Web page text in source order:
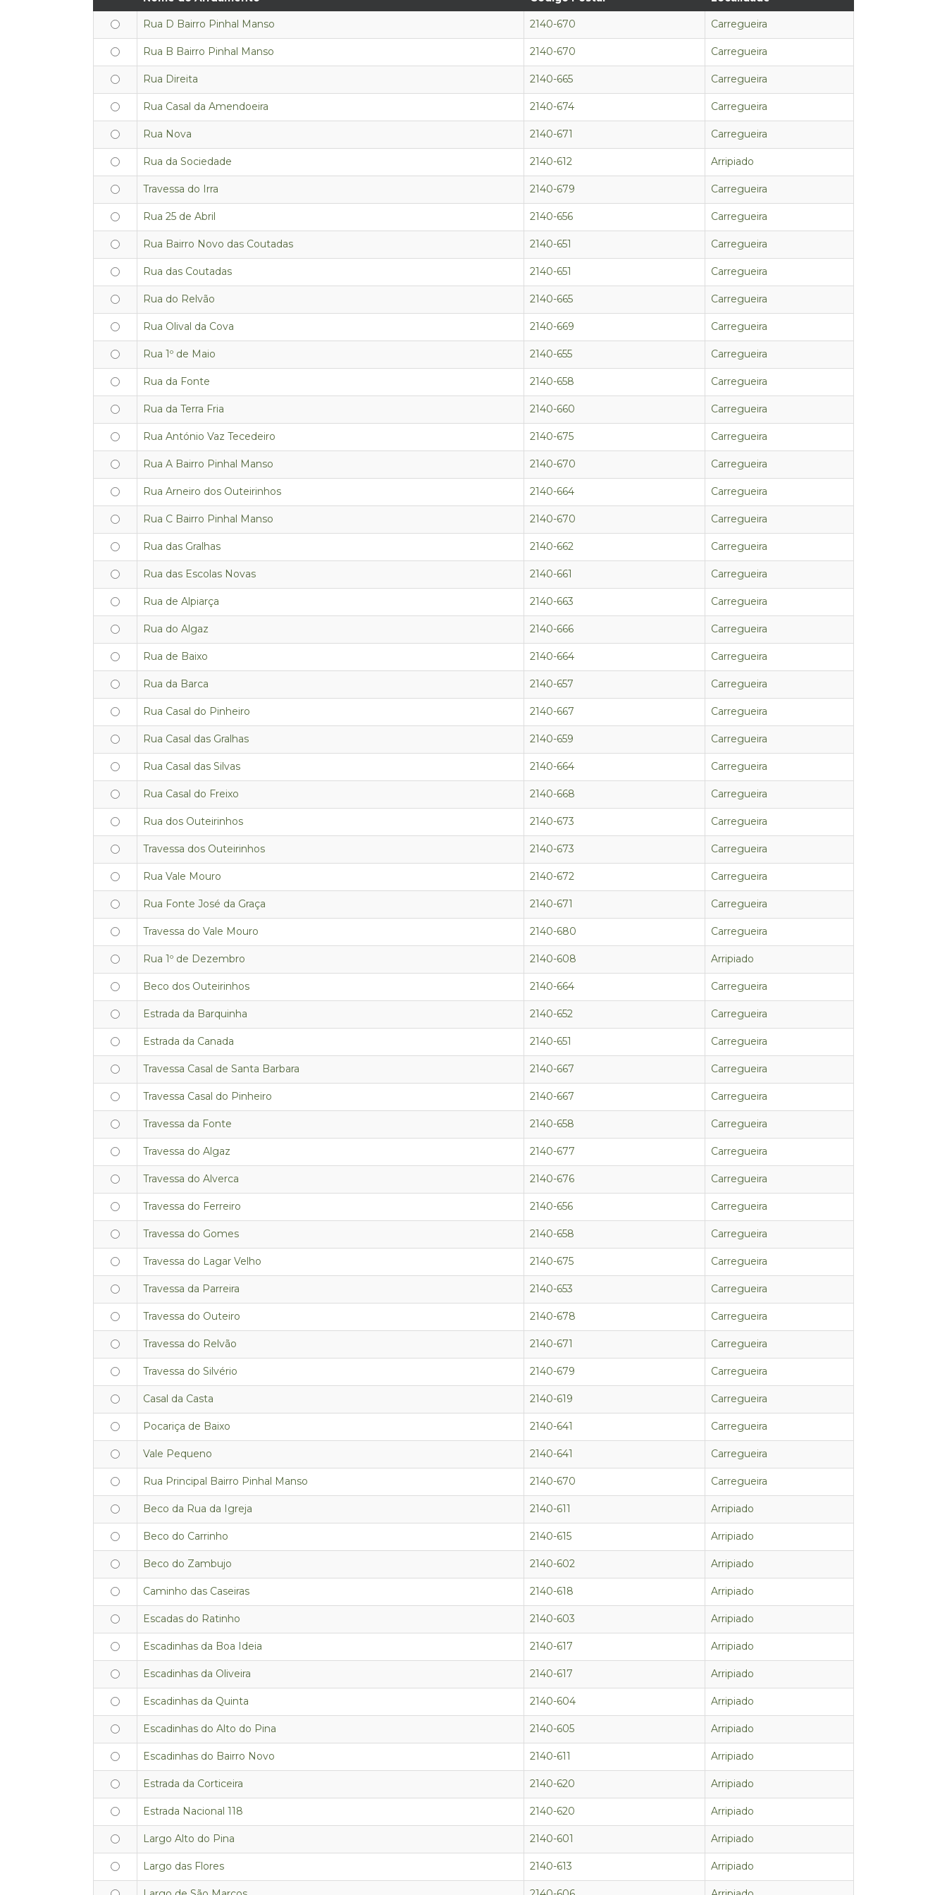
Rua D Bairro Pinhal Manso 2140-670 Carregueira
Rua B Bairro Pinhal Manso 2140-670 Carregueira
Rua Direita 2140-665 Carregueira
Rua Casal da Amendoeira 2140-674 Carregueira
Rua Nova 2140-671 Carregueira
Rua da Sociedade 2140-612 Arripiado
Travessa do Irra 2140-679 Carregueira
Rua 25 de Abril 2140-656 Carregueira
Rua Bairro Novo das Coutadas 2140-651 Carregueira
Rua das Coutadas 2140-651 Carregueira
Rua do Relvão 2140-665 Carregueira
Rua Olival da Cova 2140-669 Carregueira
Rua 1º de Maio 2140-655 Carregueira
Rua da Fonte 2140-658 Carregueira
Rua da Terra Fria 2140-660 Carregueira
Rua António Vaz Tecedeiro 2140-675 Carregueira
Rua A Bairro Pinhal Manso 2140-670 Carregueira
Rua Arneiro dos Outeirinhos 2140-664 Carregueira
Rua C Bairro Pinhal Manso 2140-670 Carregueira
Rua das Gralhas 2140-662 Carregueira
Rua das Escolas Novas 2140-661 Carregueira
Rua de Alpiarça 2140-663 Carregueira
Rua do Algaz 2140-666 Carregueira
Rua de Baixo 2140-664 Carregueira
Rua da Barca 2140-657 Carregueira
Rua Casal do Pinheiro 2140-667 Carregueira
Rua Casal das Gralhas 2140-659 Carregueira
Rua Casal das Silvas 2140-664 Carregueira
Rua Casal do Freixo 2140-668 Carregueira
Rua dos Outeirinhos 2140-673 Carregueira
Travessa dos Outeirinhos 2140-673 Carregueira
Rua Vale Mouro 2140-672 Carregueira
Rua Fonte José da Graça 2140-671 Carregueira
Travessa do Vale Mouro 2140-680 Carregueira
Rua 1º de Dezembro 2140-608 Arripiado
Beco dos Outeirinhos 2140-664 Carregueira
Estrada da Barquinha 2140-652 Carregueira
Estrada da Canada 2140-651 Carregueira
Travessa Casal de Santa Barbara 2140-667 Carregueira
Travessa Casal do Pinheiro 2140-667 Carregueira
Travessa da Fonte 2140-658 Carregueira
Travessa do Algaz 2140-677 Carregueira
Travessa do Alverca 2140-676 Carregueira
Travessa do Ferreiro 2140-656 Carregueira
Travessa do Gomes 2140-658 Carregueira
Travessa do Lagar Velho 2140-675 Carregueira
Travessa da Parreira 2140-653 Carregueira
Travessa do Outeiro 2140-678 Carregueira
Travessa do Relvão 2140-671 Carregueira
Travessa do Silvério 2140-679 Carregueira
Casal da Casta 2140-619 Carregueira
Pocariça de Baixo 2140-641 Carregueira
Vale Pequeno 2140-641 Carregueira
Rua Principal Bairro Pinhal Manso 2140-670 Carregueira
Beco da Rua da Igreja 2140-611 Arripiado
Beco do Carrinho 2140-615 Arripiado
Beco do Zambujo 2140-602 Arripiado
Caminho das Caseiras 2140-618 Arripiado
Escadas do Ratinho 2140-603 Arripiado
Escadinhas da Boa Ideia 2140-617 Arripiado
Escadinhas da Oliveira 2140-617 Arripiado
Escadinhas da Quinta 2140-604 Arripiado
Escadinhas do Alto do Pina 2140-605 Arripiado
Escadinhas do Bairro Novo 2140-611 Arripiado
Estrada da Corticeira 2140-620 Arripiado
Estrada Nacional 118 2140-620 Arripiado
Largo Alto do Pina 2140-601 Arripiado
Largo das Flores 2140-613 Arripiado